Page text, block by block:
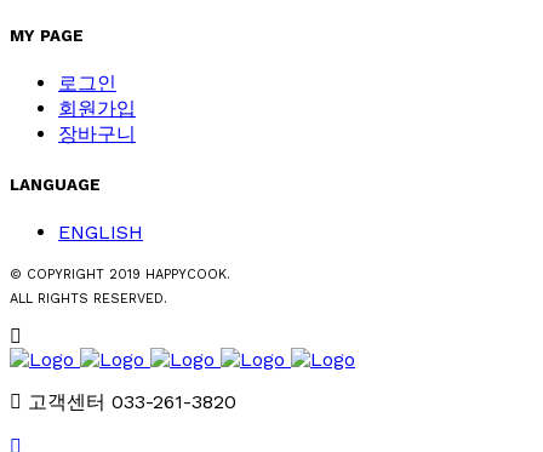
MY PAGE
로그인
회원가입
장바구니
LANGUAGE
ENGLISH
© COPYRIGHT 2019 HAPPYCOOK.
ALL RIGHTS RESERVED.
고객센터 033-261-3820